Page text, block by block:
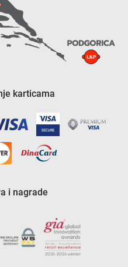
karticama
i nagrade